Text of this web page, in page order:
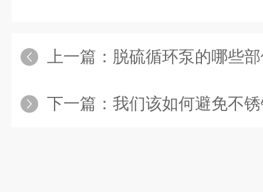
上一篇： 脱硫循环泵的哪些
下一篇： 我们该如何避免不